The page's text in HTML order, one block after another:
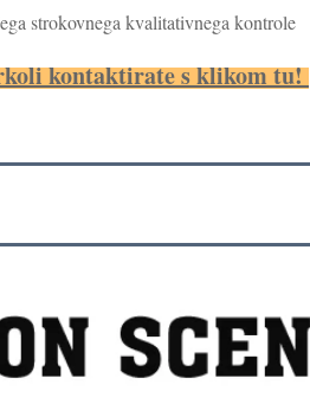
strokovnega kvalitativnega kontrole
kontaktirate s klikom tu!